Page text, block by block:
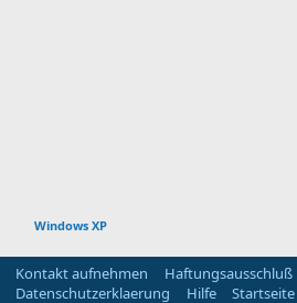
Windows XP
Kontakt aufnehmen Haftungsausschluß
Datenschutzerklaerung
Hilfe Startseite